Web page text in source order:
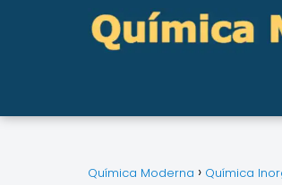
Química Moderna Química